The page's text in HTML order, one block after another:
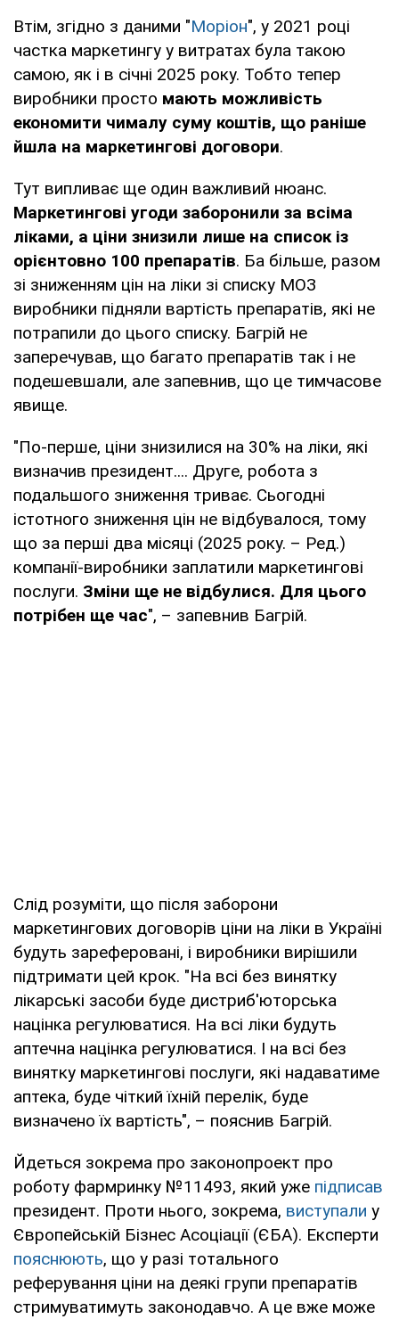
Втім, згідно з даними "Моріон", у 2021 році
частка маркетингу у витратах була такою
самою, як і в січні 2025 року. Тобто тепер
виробники просто мають можливість
економити чималу суму коштів, що раніше
йшла на маркетингові договори.
Тут випливає ще один важливий нюанс.
Маркетингові угоди заборонили за всіма
ліками, а ціни знизили лише на список із
орієнтовно 100 препаратів. Ба більше, разом
зі зниженням цін на ліки зі списку МОЗ
виробники підняли вартість препаратів, які не
потрапили до цього списку. Багрій не
заперечував, що багато препаратів так і не
подешевшали, але запевнив, що це тимчасове
явище.
"По-перше, ціни знизилися на 30% на ліки, які
визначив президент.... Друге, робота з
подальшого зниження триває. Сьогодні
істотного зниження цін не відбувалося, тому
що за перші два місяці (2025 року. – Ред.)
компанії-виробники заплатили маркетингові
послуги. Зміни ще не відбулися. Для цього
потрібен ще час", – запевнив Багрій.
Слід розуміти, що після заборони
маркетингових договорів ціни на ліки в Україні
будуть зареферовані, і виробники вирішили
підтримати цей крок. "На всі без винятку
лікарські засоби буде дистриб'юторська
націнка регулюватися. На всі ліки будуть
аптечна націнка регулюватися. І на всі без
винятку маркетингові послуги, які надаватиме
аптека, буде чіткий їхній перелік, буде
визначено їх вартість", – пояснив Багрій.
Йдеться зокрема про законопроект про
роботу фармринку №11493, який уже підписав
президент. Проти нього, зокрема, виступали у
Європейській Бізнес Асоціації (ЄБА). Експерти
пояснюють, що у разі тотального
реферування ціни на деякі групи препаратів
стримуватимуть законодавчо. А це вже може